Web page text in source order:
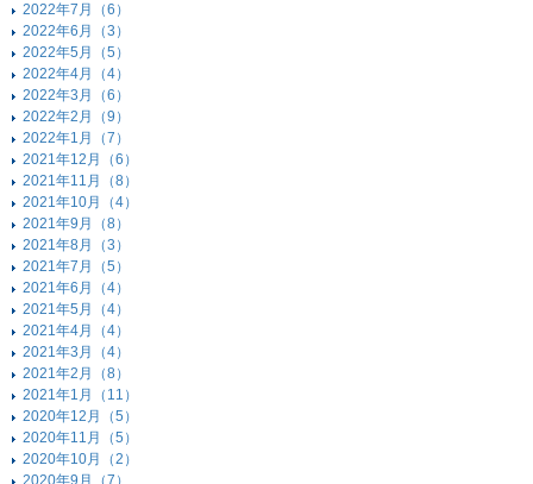
2022年7月（6）
2022年6月（3）
2022年5月（5）
2022年4月（4）
2022年3月（6）
2022年2月（9）
2022年1月（7）
2021年12月（6）
2021年11月（8）
2021年10月（4）
2021年9月（8）
2021年8月（3）
2021年7月（5）
2021年6月（4）
2021年5月（4）
2021年4月（4）
2021年3月（4）
2021年2月（8）
2021年1月（11）
2020年12月（5）
2020年11月（5）
2020年10月（2）